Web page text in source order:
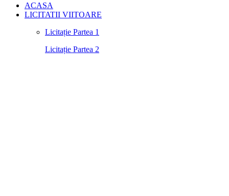
ACASA
LICITATII VIITOARE
Licitație Partea 1
Licitație Partea 2